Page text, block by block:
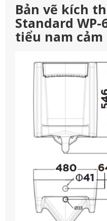
Bản vẽ kích
Standard WP-
tiểu nam